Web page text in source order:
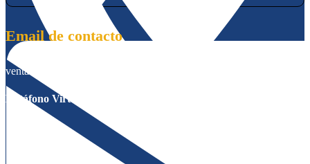
Email de contacto
ventas@tramecltda.com
Datáfono Virtual Wompi